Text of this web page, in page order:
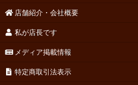
店舗紹介・会社概要
私が店長です
メディア掲載情報
特定商取引法表示